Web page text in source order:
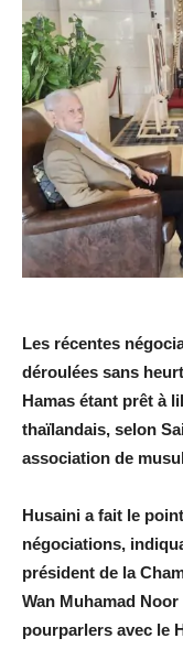
Les récentes
déroulées sans
Hamas étant prêt à
thaïlandais, selon
association de
Husaini a fait le
négociations,
président de la
Wan Muhamad
pourparlers avec le